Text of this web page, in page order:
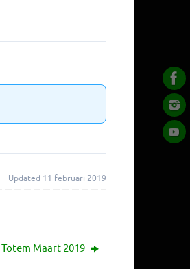
Updated 11 februari 2019
Totem Maart 2019